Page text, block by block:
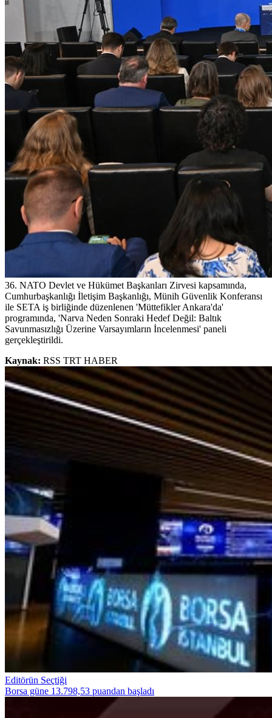
36. NATO Devlet ve Hükümet Başkanları Zirvesi kapsamında,
Cumhurbaşkanlığı İletişim Başkanlığı, Münih Güvenlik Konferansı
ile SETA iş birliğinde düzenlenen 'Müttefikler Ankara'da'
programında, 'Narva Neden Sonraki Hedef Değil: Baltık
Savunmasızlığı Üzerine Varsayımların İncelenmesi' paneli
gerçekleştirildi.
Kaynak: RSS TRT HABER
Editörün Seçtiği
Borsa güne 13.798,53 puandan başladı